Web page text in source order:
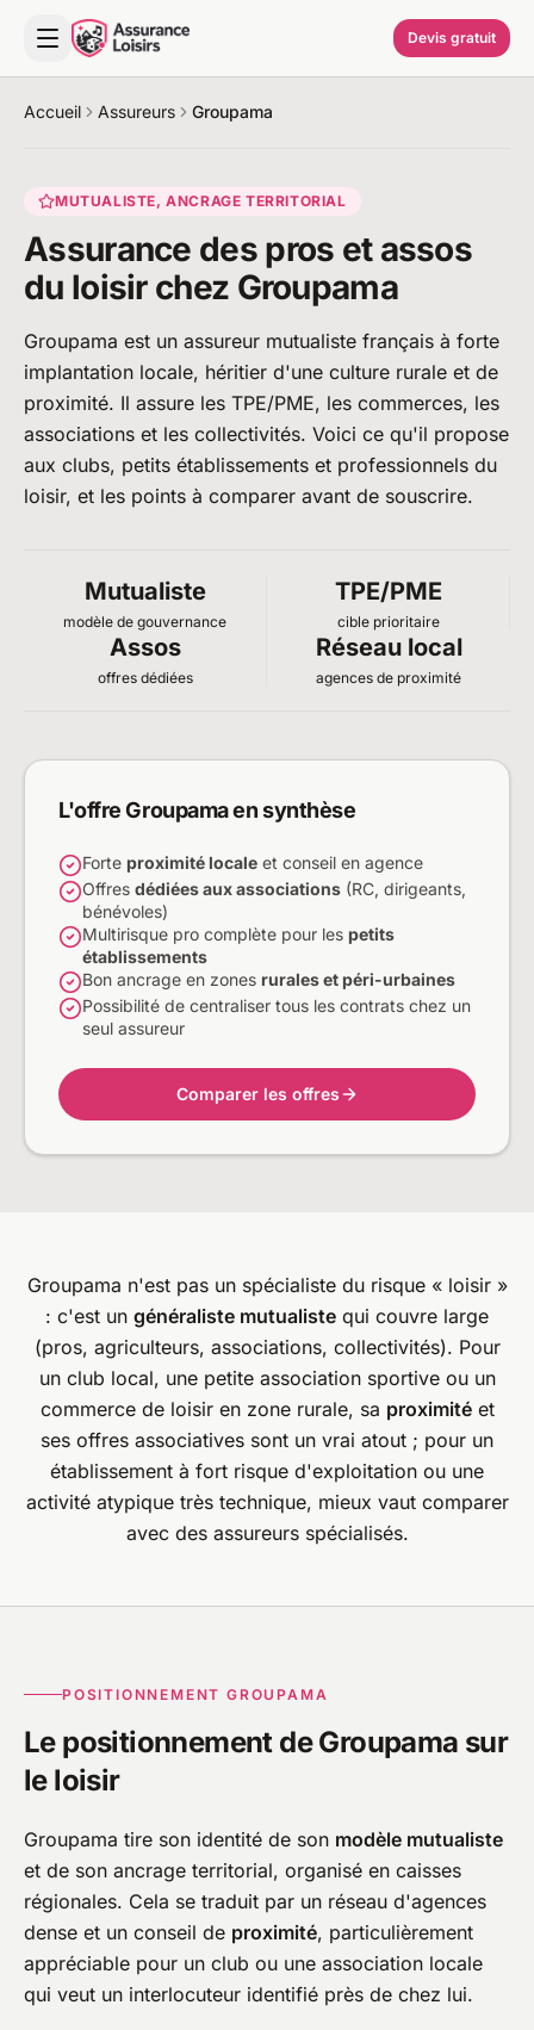
Devis gratuit
Accueil Assureurs Groupama
MUTUALISTE, ANCRAGE TERRITORIAL
Assurance des pros et assos
du loisir chez Groupama
Groupama est un assureur mutualiste français à forte
implantation locale, héritier d'une culture rurale et de
proximité. Il assure les TPE/PME, les commerces, les
associations et les collectivités. Voici ce qu'il propose
aux clubs, petits établissements et professionnels du
loisir, et les points à comparer avant de souscrire.
Mutualiste
modèle de gouvernance
TPE/PME
cible prioritaire
Assos
offres dédiées
Réseau local
agences de proximité
L'offre Groupama en synthèse
Forte proximité locale et conseil en agence
Offres dédiées aux associations (RC, dirigeants,
bénévoles)
Multirisque pro complète pour les petits
établissements
Bon ancrage en zones rurales et péri-urbaines
Possibilité de centraliser tous les contrats chez un
seul assureur
Comparer les offres
Groupama n'est pas un spécialiste du risque « loisir »
: c'est un généraliste mutualiste qui couvre large
(pros, agriculteurs, associations, collectivités). Pour
un club local, une petite association sportive ou un
commerce de loisir en zone rurale, sa proximitéet
ses offres associatives sont un vrai atout ; pour un
établissement à fort risque d'exploitation ou une
activité atypique très technique, mieux vaut comparer
avec des assureurs spécialisés.
POSITIONNEMENT GROUPAMA
Le positionnement de Groupama sur
le loisir
Groupama tire son identité de son modèle mutualiste
et de son ancrage territorial, organisé en caisses
régionales. Cela se traduit par un réseau d'agences
dense et un conseil de proximité, particulièrement
appréciable pour un club ou une association locale
qui veut un interlocuteur identifié près de chez lui.